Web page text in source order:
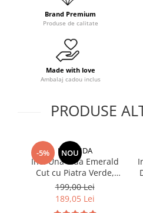
Brand Premium
Produse de calitate
Made with love
Ambalaj cadou inclus
PRODUSE
-5% NOU
UNA VIDA
Inel Una Vida Emerald
Cut cu Piatra Verde,
Argint 925
199,00 Lei
189,05 Lei